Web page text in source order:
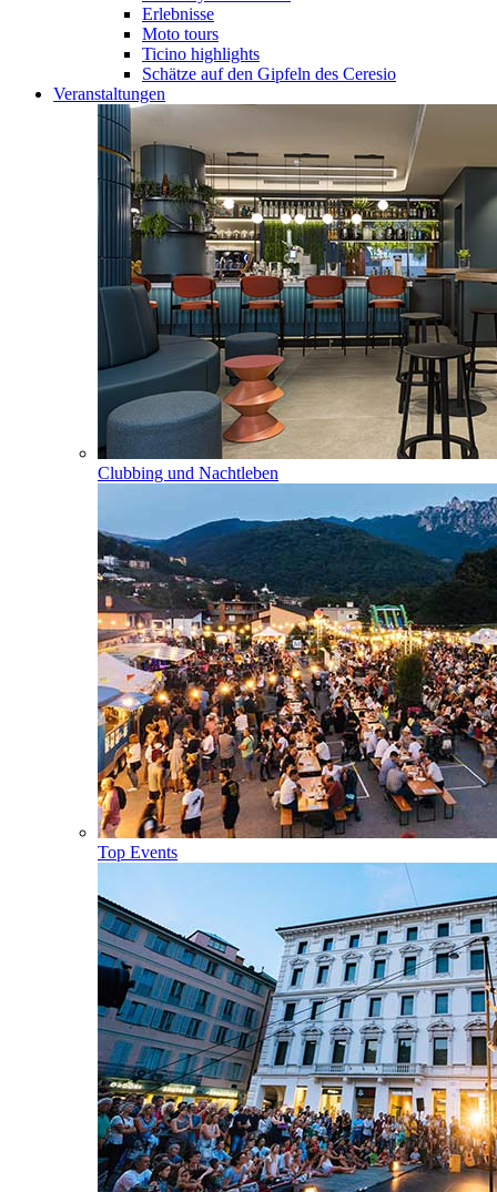
Erlebnisse
Moto tours
Ticino highlights
Schätze auf den Gipfeln des Ceresio
Veranstaltungen
Clubbing und Nachtleben
Top Events